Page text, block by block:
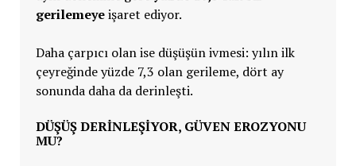
gerilemeyeişaret ediyor.
Daha çarpıcı olan ise düşüşün ivmesi: yılın ilk
çeyreğinde yüzde 7,3 olan gerileme, dört ay
sonunda daha da derinleşti.
DÜŞÜŞ DERİNLEŞİYOR, GÜVEN EROZYONU
MU?